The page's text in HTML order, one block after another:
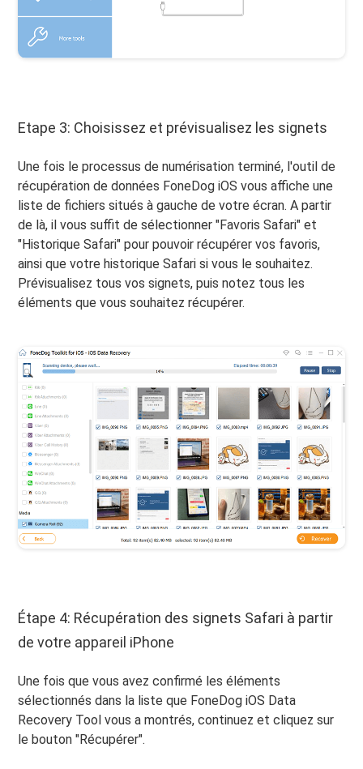
Etape 3: Choisissez et prévisualisez les signets
Une fois le processus de numérisation terminé, l'outil de
récupération de données FoneDog iOS vous affiche une
liste de fichiers situés à gauche de votre écran. A partir
de là, il vous suffit de sélectionner "Favoris Safari" et
"Historique Safari" pour pouvoir récupérer vos favoris,
ainsi que votre historique Safari si vous le souhaitez.
Prévisualisez tous vos signets, puis notez tous les
éléments que vous souhaitez récupérer.
Étape 4: Récupération des signets Safari à partir
de votre appareil iPhone
Une fois que vous avez confirmé les éléments
sélectionnés dans la liste que FoneDog iOS Data
Recovery Tool vous a montrés, continuez et cliquez sur
le bouton "Récupérer".